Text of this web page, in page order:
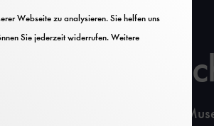
Auf
Kajak der Inuit im Deutschen
Webseite zu analysieren. Sie helfen uns
Sie jederzeit widerrufen. Weitere